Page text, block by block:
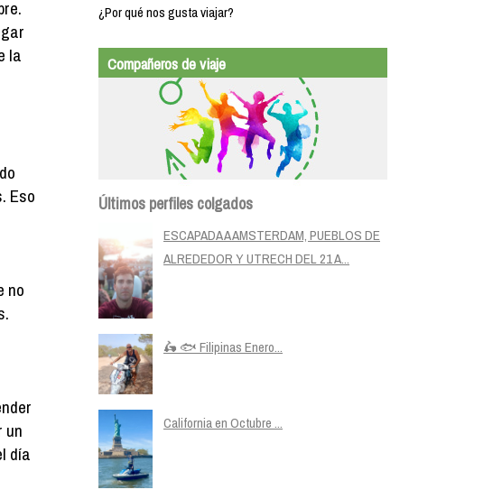
la
Eso
no
un
día
¿Por qué nos gusta viajar?
Compañeros de viaje
Últimos perfiles colgados
ESCAPADA A AMSTERDAM, PUEBLOS DE
ALREDEDOR Y UTRECH DEL 21 A...
🛵 🐟 Filipinas Enero...
California en Octubre ...